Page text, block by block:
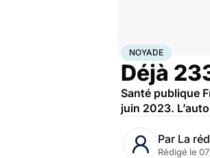
AccueilSanté
NOYADE
Déjà
Santé publique
juin 2023.
Par La
Rédigé le